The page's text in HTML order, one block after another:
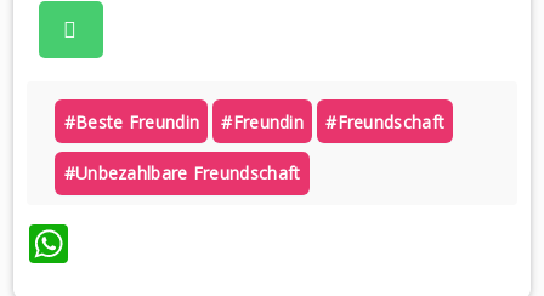
#beste Freundin #freundin #freundschaft
#unbezahlbare Freundschaft
WhatsApp